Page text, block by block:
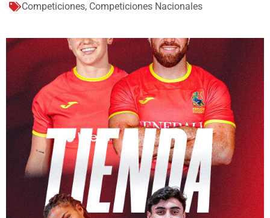
Competiciones, Competiciones Nacionales